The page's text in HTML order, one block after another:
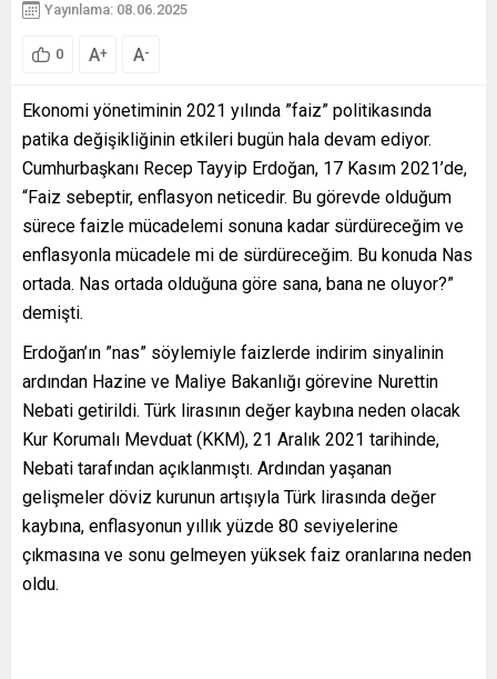
Yayınlama: 08.06.2025
0 A+ A-
Ekonomi yönetiminin 2021 yılında ”faiz” politikasında
patika değişikliğinin etkileri bugün hala devam ediyor.
Cumhurbaşkanı Recep Tayyip Erdoğan, 17 Kasım 2021’de,
“Faiz sebeptir, enflasyon neticedir. Bu görevde olduğum
sürece faizle mücadelemi sonuna kadar sürdüreceğim ve
enflasyonla mücadele mi de sürdüreceğim. Bu konuda Nas
ortada. Nas ortada olduğuna göre sana, bana ne oluyor?”
demişti.
Erdoğan’ın ”nas” söylemiyle faizlerde indirim sinyalinin
ardından Hazine ve Maliye Bakanlığı görevine Nurettin
Nebati getirildi. Türk lirasının değer kaybına neden olacak
Kur Korumalı Mevduat (KKM), 21 Aralık 2021 tarihinde,
Nebati tarafından açıklanmıştı. Ardından yaşanan
gelişmeler döviz kurunun artışıyla Türk lirasında değer
kaybına, enflasyonun yıllık yüzde 80 seviyelerine
çıkmasına ve sonu gelmeyen yüksek faiz oranlarına neden
oldu.